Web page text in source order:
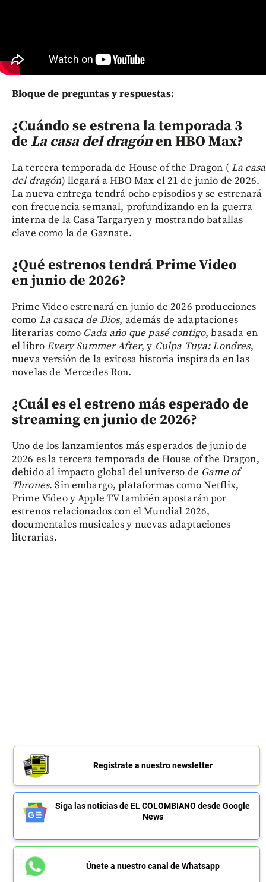
Bloque de preguntas y respuestas:
¿Cuándo se estrena la temporada 3
de La casa del dragónen HBO Max?
La tercera temporada de House of the Dragon (La casa
del dragón) llegará a HBO Max el 21 de junio de 2026.
La nueva entrega tendrá ocho episodios y se estrenará
con frecuencia semanal, profundizando en la guerra
interna de la Casa Targaryen y mostrando batallas
clave como la de Gaznate.
¿Qué estrenos tendrá Prime Video
en junio de 2026?
Prime Video estrenará en junio de 2026 producciones
como La casaca de Dios, además de adaptaciones
literarias como Cada año que pasé contigo, basada en
el libroEvery Summer After, y Culpa Tuya: Londres,
nueva versión de la exitosa historia inspirada en las
novelas de Mercedes Ron.
¿Cuál es el estreno más esperado de
streaming en junio de 2026?
Uno de los lanzamientos más esperados de junio de
2026 es la tercera temporada de House of the Dragon,
debido al impacto global del universo de Game of
Thrones. Sin embargo, plataformas como Netflix,
Prime Video y Apple TV también apostarán por
estrenos relacionados con el Mundial 2026,
documentales musicales y nuevas adaptaciones
literarias.
Regístrate a nuestro newsletter
Siga las noticias de EL COLOMBIANO desde Google
News
Únete a nuestro canal de Whatsapp